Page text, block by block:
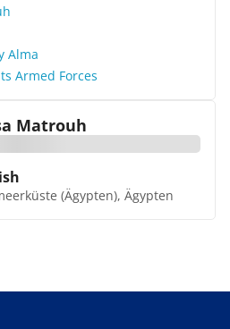
Alma
Armed Forces
Matrouh
(Ägypten), Ägypten